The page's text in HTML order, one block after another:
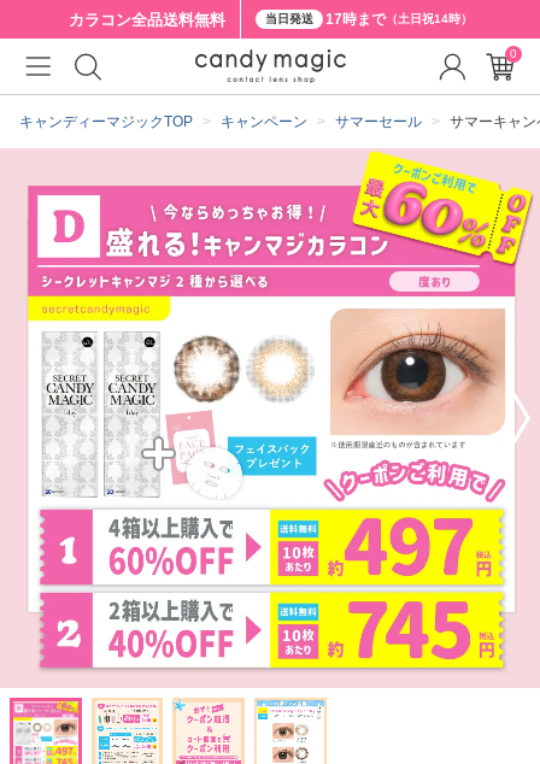
カラコン全品送料無料 当日発送 17時まで（土日祝14時）
キャンディーマジックTOP キャンペーン サマーセール サマーキャ
0
クーポン詳細